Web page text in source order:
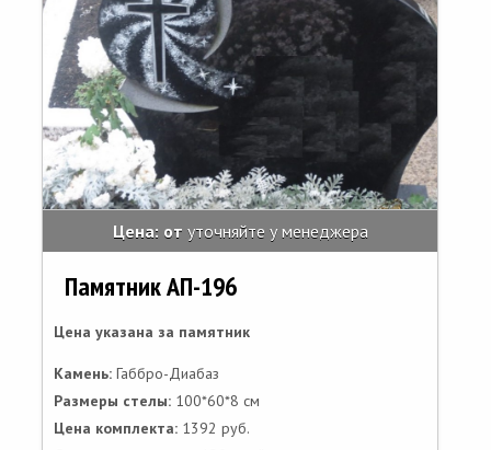
Цена: от уточняйте у менеджера
Памятник АП-196
Цена указана за памятник
Камень: Габбро-Диабаз
Размеры стелы: 100*60*8 см
Цена комплекта: 1392 руб.